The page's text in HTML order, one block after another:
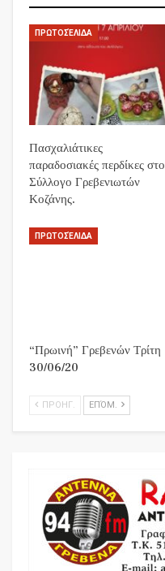
ΠΡΩΤΟΣΈΛΙΔΑ
Πασχαλιάτικες
παραδοσιακές περδίκες στο
Σύλλογο Γρεβενιωτών
Κοζάνης.
ΠΡΩΤΟΣΈΛΙΔΑ
“Πρωινή” Γρεβενών Τρίτη
30/06/20
ΠΡΟΗΓ. ΕΠΌΜ.